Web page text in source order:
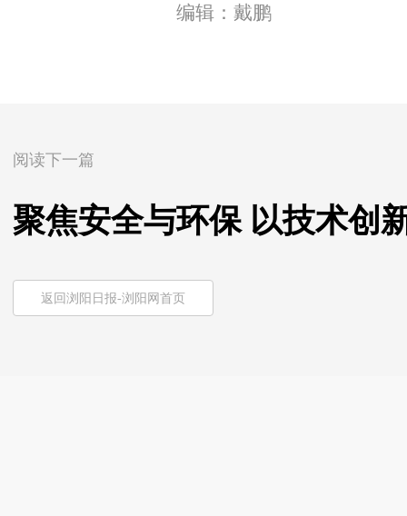
编辑：戴鹏
阅读下一篇
聚焦安全与环保 以技术创
返回浏阳日报-浏阳网首页